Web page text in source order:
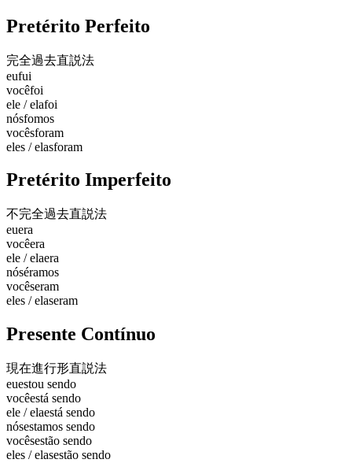
Pretérito Perfeito
完全過去直説法
eufui
vocêfoi
ele / elafoi
nósfomos
vocêsforam
eles / elasforam
Pretérito Imperfeito
不完全過去直説法
euera
vocêera
ele / elaera
nóséramos
vocêseram
eles / elaseram
Presente Contínuo
現在進行形直説法
euestou sendo
vocêestá sendo
ele / elaestá sendo
nósestamos sendo
vocêsestão sendo
eles / elasestão sendo